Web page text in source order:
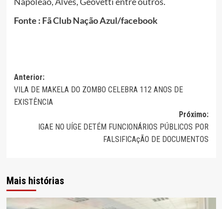
Fonte : Fã Club Nação Azul/facebook
Navegação
de
Anterior:
VILA DE MAKELA DO ZOMBO CELEBRA 112 ANOS DE
EXISTÊNCIA
Próximo:
IGAE NO UÍGE DETÉM FUNCIONÁRIOS PÚBLICOS POR
FALSIFICAçÃO DE DOCUMENTOS
Mais histórias